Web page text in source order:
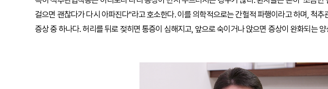
걸으면 괜찮다가 다시 아파진다"라고 호소한다. 이를 의학적으로는 간헐적 파행이라고 하며, 척
증상 중 하나다. 허리를 뒤로 젖히면 통증이 심해지고, 앞으로 숙이거나 앉으면 증상이 완화되는